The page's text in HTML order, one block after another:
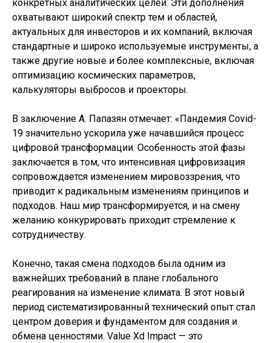
конкретных аналитических целей. Эти дополнения
охватывают широкий спектр тем и областей,
актуальных для инвесторов и их компаний, включая
стандартные и широко используемые инструменты, а
также другие новые и более комплексные, включая
оптимизацию космических параметров,
калькуляторы выбросов и проекторы.
В заключение А. Папазян отмечает: «Пандемия Covid-
19 значительно ускорила уже начавшийся процесс
цифровой трансформации. Особенность этой фазы
заключается в том, что интенсивная цифровизация
сопровождается изменением мировоззрения, что
приводит к радикальным изменениям принципов и
подходов. Наш мир трансформируется, и на смену
желанию конкурировать приходит стремление к
сотрудничеству.
Конечно, такая смена подходов была одним из
важнейших требований в плане глобального
реагирования на изменение климата. В этот новый
период систематизированный технический опыт стал
центром доверия и фундаментом для создания и
обмена ценностями. Value Xd Impact — это